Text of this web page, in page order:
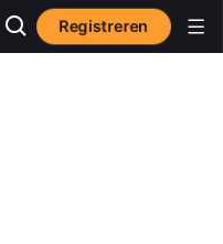
Registreren